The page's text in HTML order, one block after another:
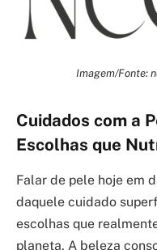
Imagem/Fonte:
Cuidados com a
Escolhas que
Falar de pele hoje em
daquele cuidado
escolhas que
planeta. A beleza